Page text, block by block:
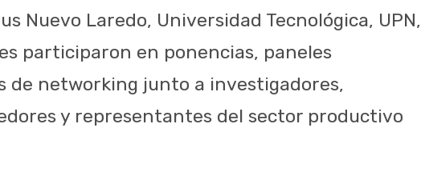
Nuevo Laredo, Universidad Tecnológica, UPN,
participaron en ponencias, paneles
de networking junto a investigadores,
y representantes del sector productivo